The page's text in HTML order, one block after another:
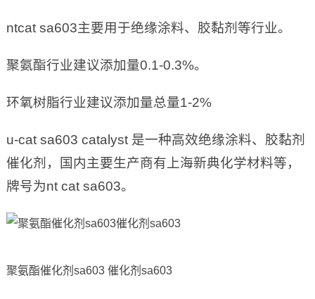
ntcat sa603主要用于绝缘涂料、胶黏剂等行业。
聚氨酯行业建议添加量0.1-0.3%。
环氧树脂行业建议添加量总量1-2%
u-cat sa603 catalyst 是一种高效绝缘涂料、胶黏剂
催化剂，国内主要生产商有上海新典化学材料等，
牌号为nt cat sa603。
聚氨酯催化剂sa603 催化剂sa603